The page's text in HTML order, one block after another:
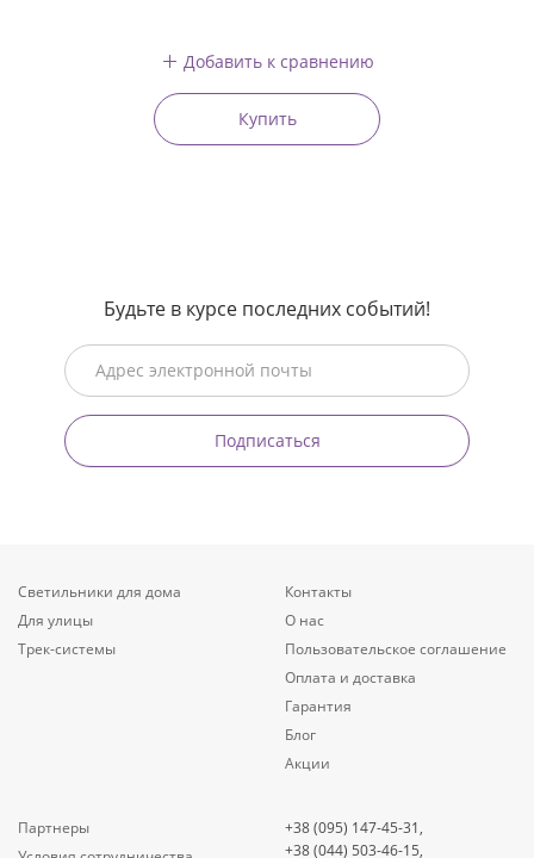
Добавить к сравнению
Купить
Будьте в курсе последних событий!
Подписаться
Светильники для дома
Для улицы
Трек-системы
Контакты
О нас
Пользовательское соглашение
Оплата и доставка
Гарантия
Блог
Акции
Партнеры
+38 (095) 147-45-31,
+38 (044) 503-46-15,